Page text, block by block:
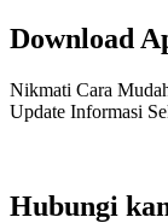
Download
Nikmati Cara
Update Informasi
Hubungi